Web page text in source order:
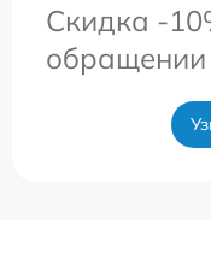
Скидка -
обращении